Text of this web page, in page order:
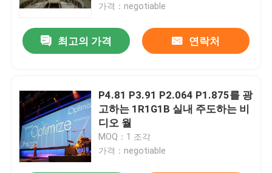
가격：negotiable
최고의 가격 연락처
P4.81 P3.91 P2.064 P1.875를 광
고하는 1R1G1B 실내 주도하는 비
디오 월
MOQ：1 조각
가격：negotiable